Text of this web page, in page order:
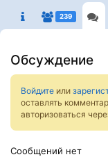
239
Обсуждение
Войдите или
оставлять
авторизоваться
Сообщений нет